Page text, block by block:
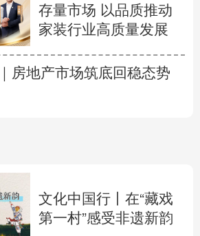
存量市场 以品质推动
家装行业高质量发展
房地产市场筑底回稳态势
文化中国行丨在“藏戏
第一村”感受非遗新韵